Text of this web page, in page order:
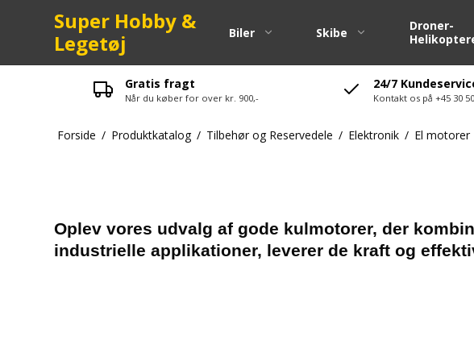
Super Hobby &
Legetøj
Biler Skibe
Droner-
Kuglelejer
Skruer-bolte-møtrikker
Maxam Reservedele div.
Gratis fragt
Når du køber for over kr. 900,-
24/7
Kontakt os på +45 30
Forside / Produktkatalog / Tilbehør og Reservedele / Elektronik / El motorer
Oplev vores udvalg af gode kulmotorer, der
industrielle applikationer, leverer de kraft og